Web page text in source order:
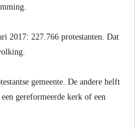
2017: 227.766 protestanten. Dat
gemeente. De andere helft
gereformeerde kerk of een